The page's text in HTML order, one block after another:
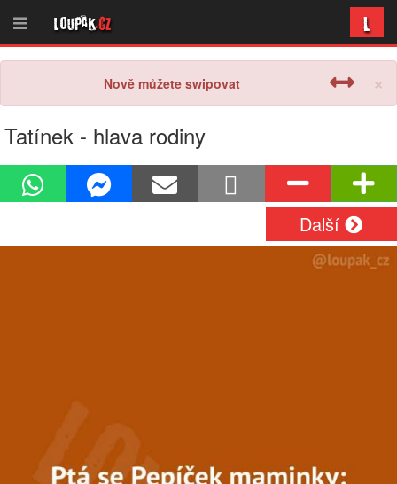
Loupak.cz L
×
Nově můžete swipovat
Tatínek - hlava rodiny
Další